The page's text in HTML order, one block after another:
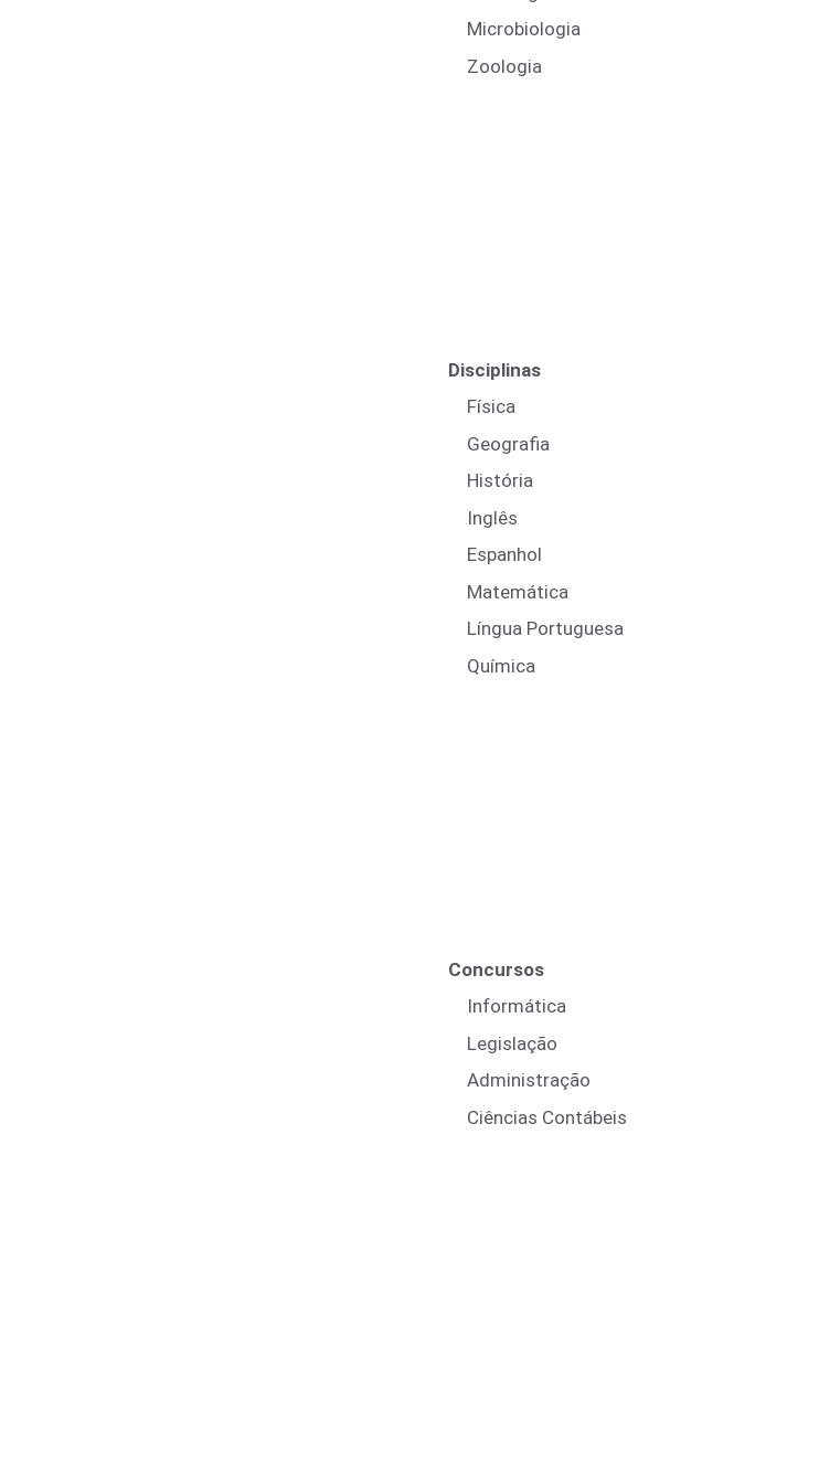
Microbiologia
Zoologia
Disciplinas
Física
Geografia
História
Inglês
Espanhol
Matemática
Língua Portuguesa
Química
Concursos
Informática
Legislação
Administração
Ciências Contábeis